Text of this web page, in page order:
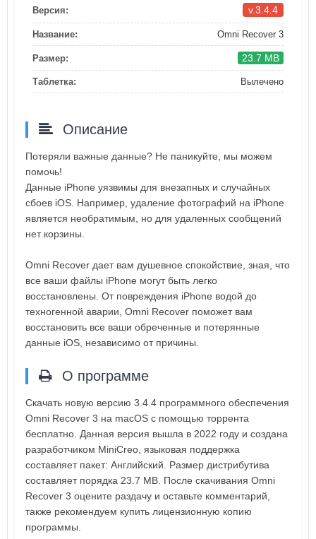
Версия: v.3.4.4
Название: Omni Recover 3
Размер: 23.7 MB
Таблетка: Вылечено
Описание
Потеряли важные данные? Не паникуйте, мы можем
помочь!
Данные iPhone уязвимы для внезапных и случайных
сбоев iOS. Например, удаление фотографий на iPhone
является необратимым, но для удаленных сообщений
нет корзины.
Omni Recover дает вам душевное спокойствие, зная, что
все ваши файлы iPhone могут быть легко
восстановлены. От повреждения iPhone водой до
техногенной аварии, Omni Recover поможет вам
восстановить все ваши обреченные и потерянные
данные iOS, независимо от причины.
О программе
Скачать новую версию 3.4.4 программного обеспечения
Omni Recover 3 на macOS с помощью торрента
бесплатно. Данная версия вышла в 2022 году и создана
разработчиком MiniCreo, языковая поддержка
составляет пакет: Английский. Размер дистрибутива
составляет порядка 23.7 MB. После скачивания Omni
Recover 3 оцените раздачу и оставьте комментарий,
также рекомендуем купить лицензионную копию
программы.